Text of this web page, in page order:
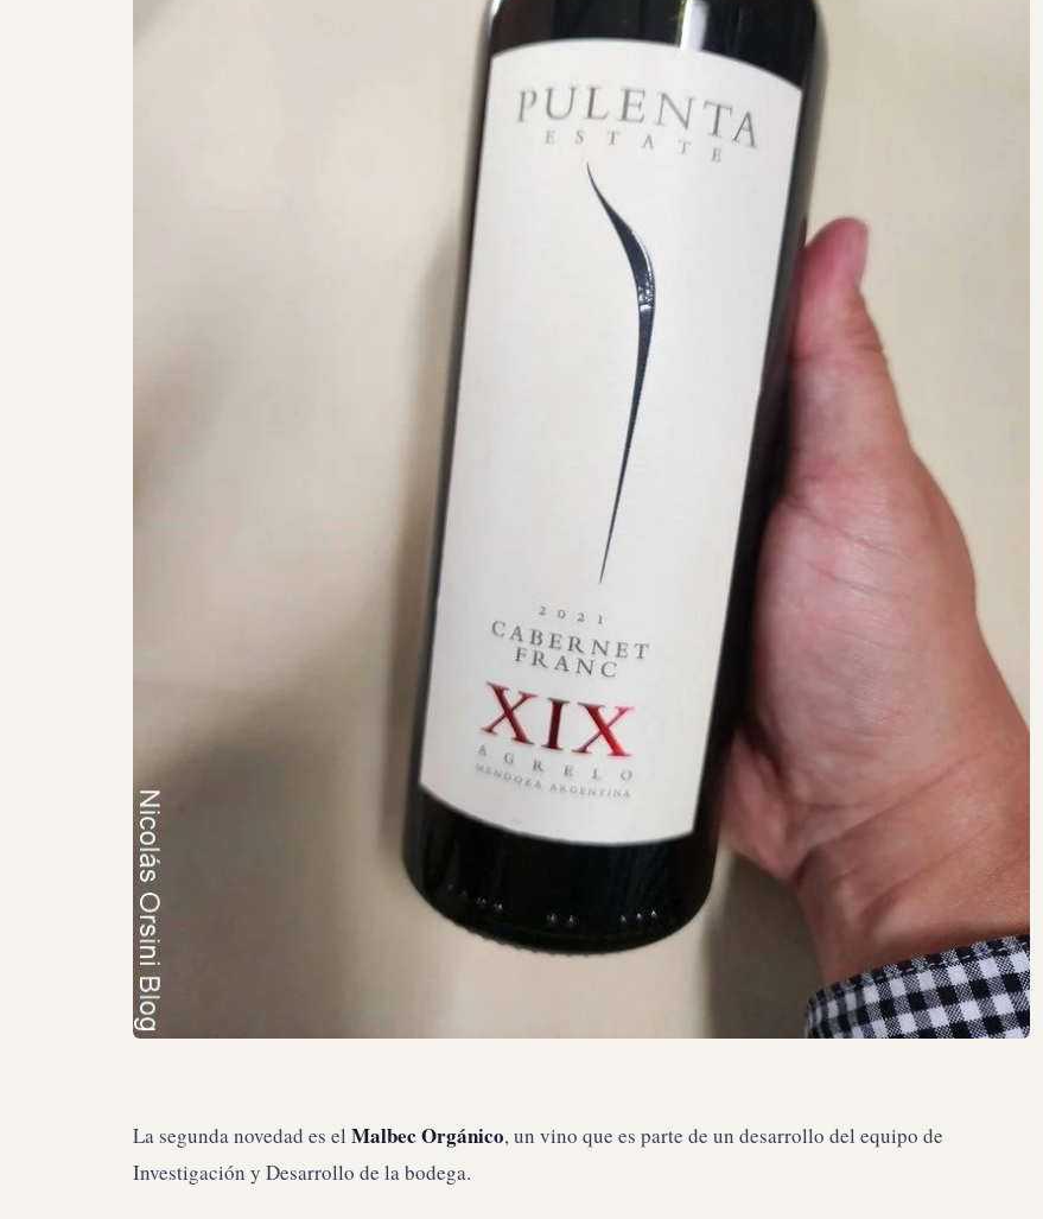
La segunda novedad es el Malbec Orgánico, un vino que es parte de un desarrollo del equipo de
Investigación y Desarrollo de la bodega.